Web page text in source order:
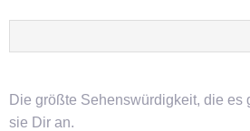
Die größte Sehenswürdigkeit, die es
sie Dir an.